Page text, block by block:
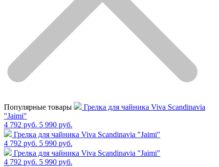
Популярные товары
Грелка для чайника Viva Scandinavia
"Jaimi"
4 792 руб. 5 990 руб.
Грелка для чайника Viva Scandinavia "Jaimi"
4 792 руб. 5 990 руб.
Грелка для чайника Viva Scandinavia "Jaimi"
4 792 руб. 5 990 руб.